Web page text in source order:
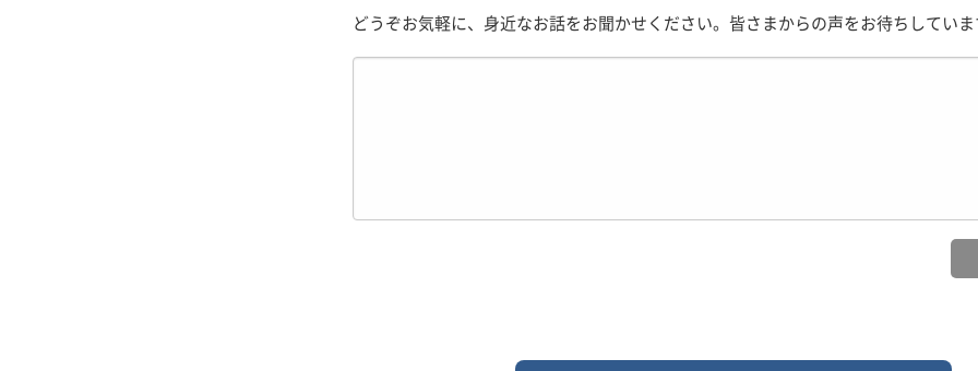
どうぞお気軽に、身近なお話をお聞かせください。皆さまからの声をお待ちしていま